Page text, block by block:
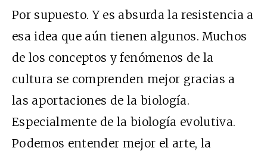
Por supuesto. Y es absurda la resistencia a
esa idea que aún tienen algunos. Muchos
de los conceptos y fenómenos de la
cultura se comprenden mejor gracias a
las aportaciones de la biología.
Especialmente de la biología evolutiva.
Podemos entender mejor el arte, la